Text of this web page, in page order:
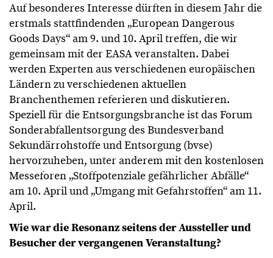
Auf besonderes Interesse dürften in diesem Jahr die
erstmals stattfindenden „European Dangerous
Goods Days“ am 9. und 10. April treffen, die wir
gemeinsam mit der EASA veranstalten. Dabei
werden Experten aus verschiedenen europäischen
Ländern zu verschiedenen aktuellen
Branchenthemen referieren und diskutieren.
Speziell für die Entsorgungsbranche ist das Forum
Sonderabfallentsorgung des Bundesverband
Sekundärrohstoffe und Entsorgung (bvse)
hervorzuheben, unter anderem mit den kostenlosen
Messeforen „Stoffpotenziale gefährlicher Abfälle“
am 10. April und „Umgang mit Gefahrstoffen“ am 11.
April.
Wie war die Resonanz seitens der Aussteller und
Besucher der vergangenen Veranstaltung?